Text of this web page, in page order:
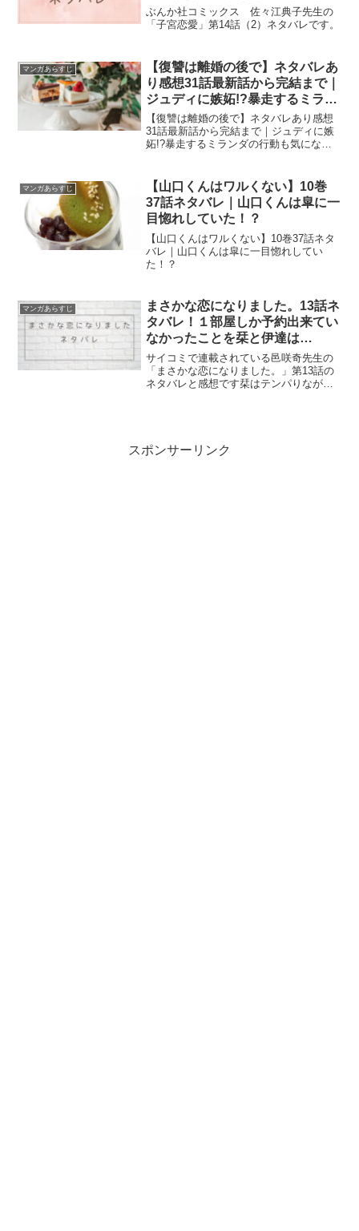
い
ぶんか社コミックス 佐々江典子先生の
「子宮恋愛」第14話（2）ネタバレです。
マンガあらすじ
【復讐は離婚の後で】ネタバレあ
り感想31話最新話から完結まで｜
ジュディに嫉妬!?暴走するミラン
ダの行動も気になるポイントです
【復讐は離婚の後で】ネタバレあり感想
31話最新話から完結まで｜ジュディに嫉
妬!?暴走するミランダの行動も気になる
マンガあらすじ
【山口くんはワルくない】10巻
37話ネタバレ｜山口くんは皐に一
目惚れしていた！？
【山口くんはワルくない】10巻37話ネタ
バレ｜山口くんは皐に一目惚れしてい
た！？
マンガあらすじ
まさかな恋になりました。13話ネ
タバレ！１部屋しか予約出来てい
なかったことを栞と伊達は…
サイコミで連載されている邑咲奇先生の
「まさかな恋になりました。」第13話の
ネタバレと感想です栞はテンパりながら
スポンサーリンク